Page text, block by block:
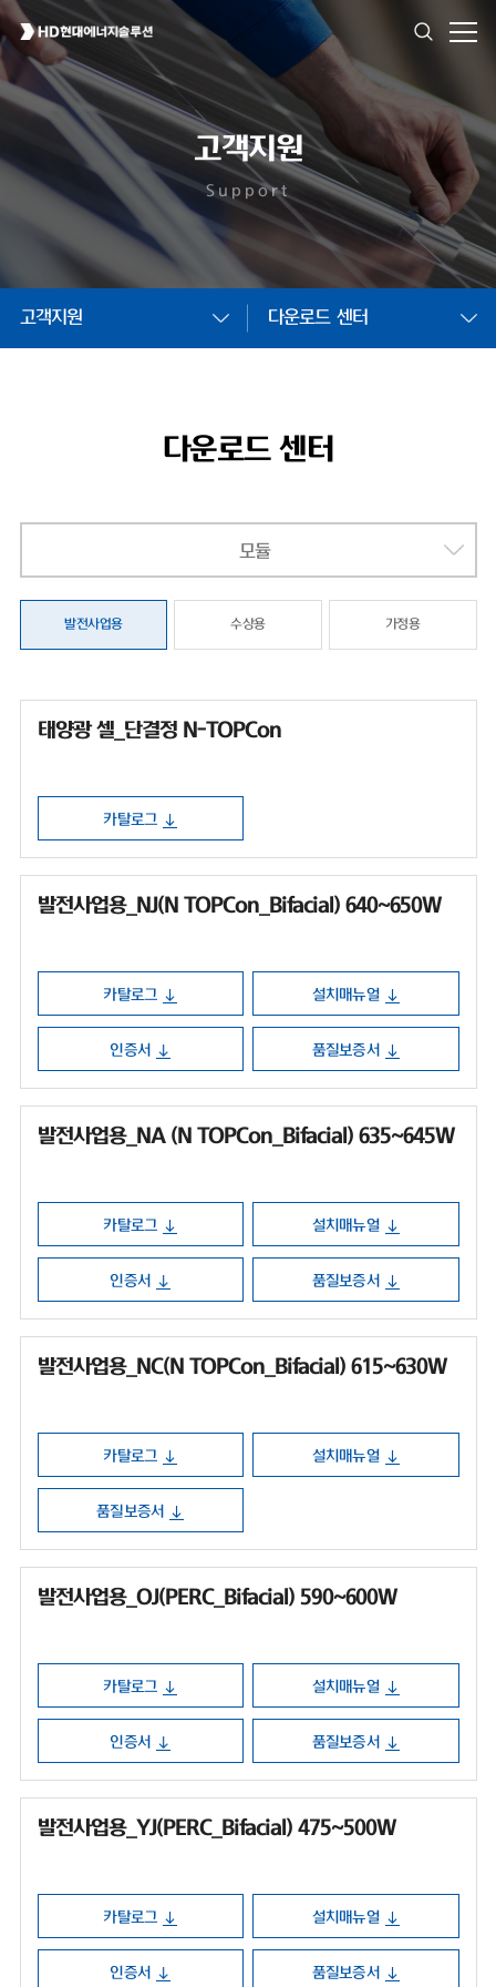
고객지원
Support
고객지원 다운로드 센터
다운로드 센터
모듈
발전사업용 수상용 가정용
태양광 셀_단결정 N-TOPCon
카탈로그
발전사업용_NJ(N TOPCon_Bifacial) 640~650W
카탈로그 설치매뉴얼
인증서 품질보증서
발전사업용_NA (N TOPCon_Bifacial) 635~645W
카탈로그 설치매뉴얼
인증서 품질보증서
발전사업용_NC(N TOPCon_Bifacial) 615~630W
카탈로그 설치매뉴얼
품질보증서
발전사업용_OJ(PERC_Bifacial) 590~600W
카탈로그 설치매뉴얼
인증서 품질보증서
발전사업용_YJ(PERC_Bifacial) 475~500W
카탈로그 설치매뉴얼
인증서 품질보증서